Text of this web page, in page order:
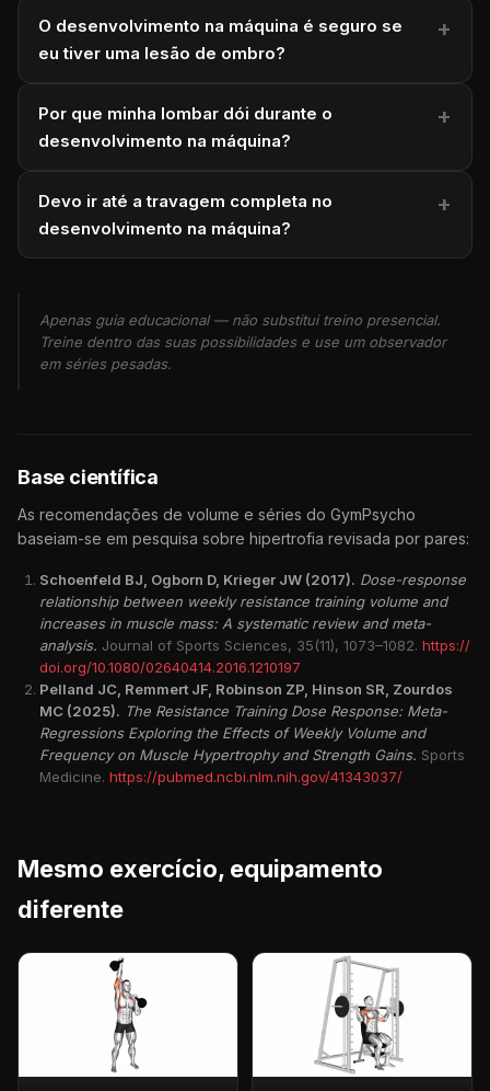
O desenvolvimento na máquina é seguro se
eu tiver uma lesão de ombro?
Por que minha lombar dói durante o
desenvolvimento na máquina?
Devo ir até a travagem completa no
desenvolvimento na máquina?
Apenas guia educacional — não substitui treino presencial.
Treine dentro das suas possibilidades e use um observador
em séries pesadas.
Base científica
As recomendações de volume e séries do GymPsycho
baseiam-se em pesquisa sobre hipertrofia revisada por pares:
Schoenfeld BJ, Ogborn D, Krieger JW (2017). Dose-response
relationship between weekly resistance training volume and
increases in muscle mass: A systematic review and meta-
analysis. Journal of Sports Sciences, 35(11), 1073–1082. https://
doi.org/10.1080/02640414.2016.1210197
Pelland JC, Remmert JF, Robinson ZP, Hinson SR, Zourdos
MC (2025). The Resistance Training Dose Response: Meta-
Regressions Exploring the Effects of Weekly Volume and
Frequency on Muscle Hypertrophy and Strength Gains. Sports
Medicine. https://pubmed.ncbi.nlm.nih.gov/41343037/
Mesmo exercício, equipamento
diferente